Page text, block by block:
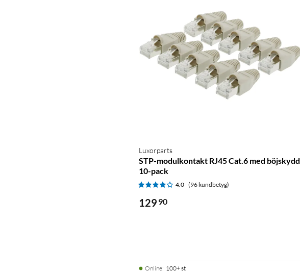
Luxorparts
STP-modulkontakt RJ45 Cat.6 med böjskydd
10-pack
4.0 (96 kundbetyg)
129 90
Online: 100+ st